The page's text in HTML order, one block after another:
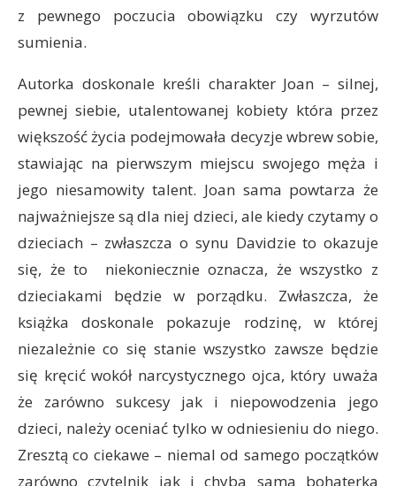
z pewnego poczucia obowiązku czy wyrzutów
sumienia.
Autorka doskonale kreśli charakter Joan – silnej,
pewnej siebie, utalentowanej kobiety która przez
większość życia podejmowała decyzje wbrew sobie,
stawiając na pierwszym miejscu swojego męża i
jego niesamowity talent. Joan sama powtarza że
najważniejsze są dla niej dzieci, ale kiedy czytamy o
dzieciach – zwłaszcza o synu Davidzie to okazuje
się, że to niekoniecznie oznacza, że wszystko z
dzieciakami będzie w porządku. Zwłaszcza, że
książka doskonale pokazuje rodzinę, w której
niezależnie co się stanie wszystko zawsze będzie
się kręcić wokół narcystycznego ojca, który uważa
że zarówno sukcesy jak i niepowodzenia jego
dzieci, należy oceniać tylko w odniesieniu do niego.
Zresztą co ciekawe – niemal od samego początków
zarówno czytelnik jak i chyba sama bohaterka